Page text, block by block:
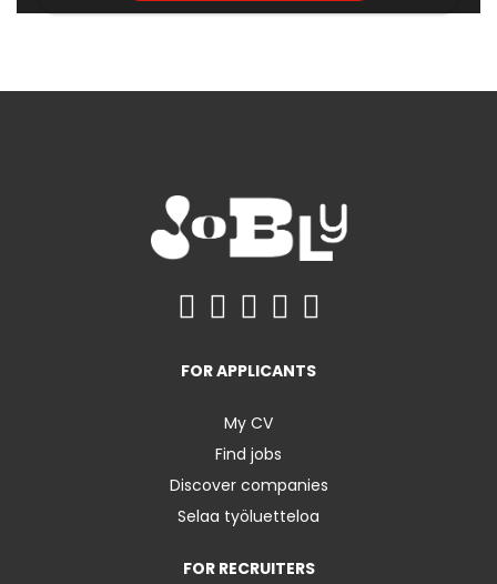
FOR APPLICANTS
My CV
Find jobs
Discover companies
Selaa työluetteloa
FOR RECRUITERS